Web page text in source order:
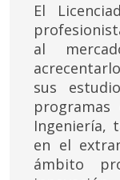
El
al
sus
Ingeniería,
en el
ámbito